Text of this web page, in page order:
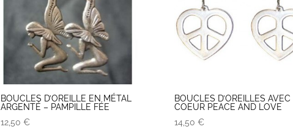
BOUCLES D’OREILLE EN MÉTAL
ARGENTÉ – PAMPILLE FÉE
12,50 €
BOUCLES D’OREILLES AVEC
COEUR PEACE AND LOVE
14,50 €